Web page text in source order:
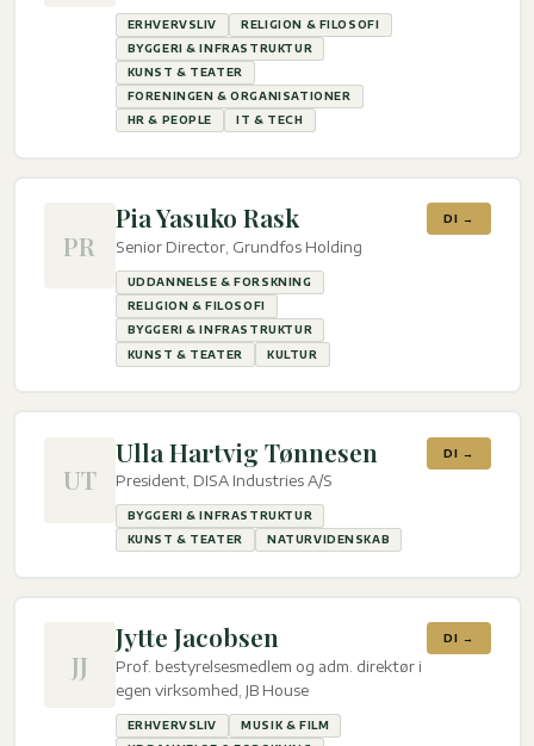
ERHVERVSLIV
RELIGION & FILOSOFI
BYGGERI & INFRASTRUKTUR
KUNST & TEATER
FORENINGEN & ORGANISATIONER
HR & PEOPLE
IT & TECH
PR
Pia Yasuko Rask
Senior Director, Grundfos Holding
UDDANNELSE & FORSKNING
RELIGION & FILOSOFI
BYGGERI & INFRASTRUKTUR
KUNST & TEATER
KULTUR
DI →
UT
Ulla Hartvig Tønnesen
President, DISA Industries A/S
BYGGERI & INFRASTRUKTUR
KUNST & TEATER
NATURVIDENSKAB
DI →
JJ
Jytte Jacobsen
Prof. bestyrelsesmedlem og adm. direktør i
egen virksomhed, JB House
ERHVERVSLIV
MUSIK & FILM
DI →